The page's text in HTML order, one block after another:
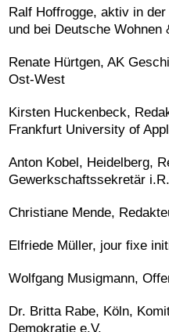
Ralf Hoffrogge, aktiv in
und bei Deutsche Wohnen
Renate Hürtgen, AK
Ost-West
Kirsten Huckenbeck,
Frankfurt University of
Anton Kobel, Heidelberg,
Gewerkschaftssekretär i.R.
Christiane Mende,
Elfriede Müller, jour fixe
Wolfgang Musigmann,
Dr. Britta Rabe, Köln,
Demokratie e.V.